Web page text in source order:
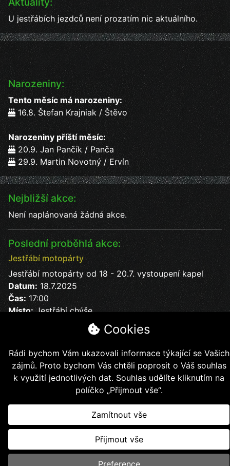
U jestřábích jezdců není prozatím nic aktuálního.
Narozeniny:
Tento měsíc má narozeniny:
16.8. Štefan Krajniak / Štěvo
Narozeniny příští měsíc:
20.9. Jan Pančík / Panča
29.9. Martin Novotný / Ervín
Nejbližší akce:
Není naplánovaná žádná akce.
Poslední proběhlá akce:
Jestřábí motopárty
Jestřábí motopárty od 18 - 20.7. vystoupení kapel
Datum: 18.7.2025
Čas: 17:00
Místo:Jestřábí chýše
soutěže, kapely, jídlo, pití bezva kalba
Copyright © 2026, Jestřábí jezdci z.s.
Kollert Slavomír - E-shopy a webové stránky
Cookies
Rádi bychom Vám ukazovali informace týkající se Vašich
zájmů. Proto bychom Vás chtěli poprosit o Váš souhlas
k využití jednotlivých dat. Souhlas udělíte kliknutím na
políčko „Přijmout vše“.
Zamítnout vše
Přijmout vše
Preference